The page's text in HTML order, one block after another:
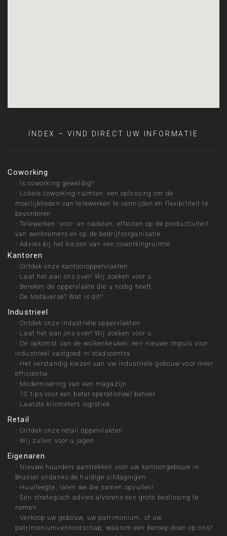
INDEX – VIND DIRECT UW INFORMATIE
Coworking
- Is coworking geweldig?
- Lokale coworking-ruimten: een oplossing om de
moeilijkheden van telewerken te vermijden en flexibiliteit te
bevorderen
-Telewerken: voor- en nadelen, effecten op de productiviteit
van werknemers en op de bedrijfsorganisatie
-Advies bij het kiezen van een coworkingruimte
Kantoren
-Ontdek onze kantooroppervlakten
- Laat het aan ons over! Wij zoeken voor u
- Bereken de oppervlakte die u nodig heeft
- De Metaverse? Wat is dit?
Industrieel
-Ontdek onze industriële oppervlakten
- Laat het aan ons over! Wij zoeken voor u
- De opkomst van de wolkenkeuken: een nieuwe impuls voor
industrieel vastgoed in stadscentra
- Het verstandig kiezen van uw industriële gebouw voor meer
efficiëntie
- Modernisering van een magazijn
- 10 tips voor een beter operationeel beheer
- Laatste kilometers logistiek
Retail
-Ontdek onze retail oppervlakten
-Wij zullen voor u jagen
Eigenaren
- Nieuwe huurders aantrekken voor uw kantoorgebouw in
Brussel ondanks de huidige uitdagingen
- Huurleegte, laten we die samen opvullen!
- Een strategisch advies alvorens een grote beslissing te
nemen
-Verkoop uw gebouw, uw patrimonium, of uw
patrimoniumvennootschap, waarom een beroep doen op ons?